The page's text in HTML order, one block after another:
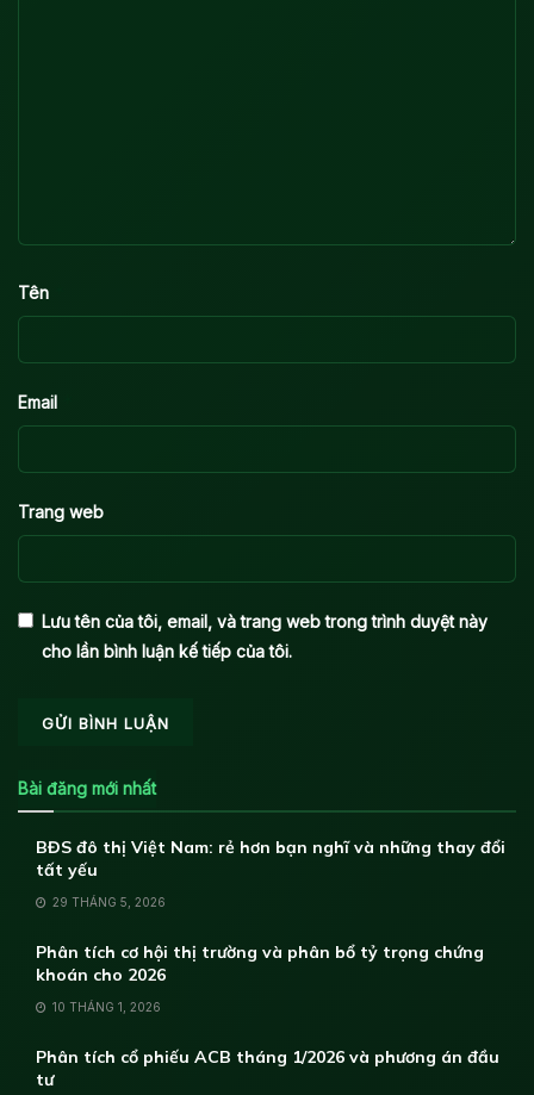
Tên
Email
Trang web
Lưu tên của tôi, email, và trang web trong trình duyệt này
cho lần bình luận kế tiếp của tôi.
Bài đăng mới nhất
BĐS đô thị Việt Nam: rẻ hơn bạn nghĩ và những thay đổi
tất yếu
29 THÁNG 5, 2026
Phân tích cơ hội thị trường và phân bổ tỷ trọng chứng
khoán cho 2026
10 THÁNG 1, 2026
Phân tích cổ phiếu ACB tháng 1/2026 và phương án đầu
tư